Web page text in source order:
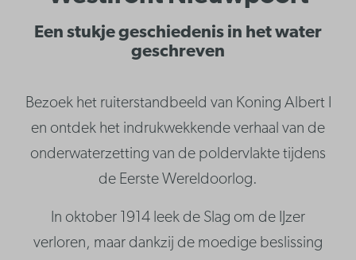
Een stukje geschiedenis in het water
geschreven
Bezoek het ruiterstandbeeld van Koning Albert I
en ontdek het indrukwekkende verhaal van de
onderwaterzetting van de poldervlakte tijdens
de Eerste Wereldoorlog.
In oktober 1914 leek de Slag om de IJzer
verloren, maar dankzij de moedige beslissing